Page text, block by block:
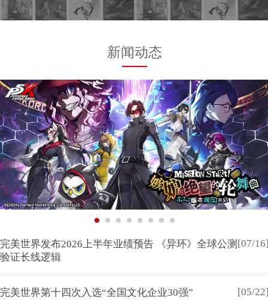
新闻动态
[07/
完美世界发布2026上半年业绩预告 《异环》全球公测
验证长线逻辑
[05/
完美世界第十四次入选“全国文化企业30强”